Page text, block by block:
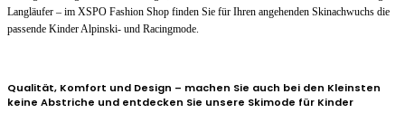
Langläufer – im XSPO Fashion Shop finden Sie für Ihren angehenden Skinachwuchs die
passende Kinder Alpinski- und Racingmode.
Qualität, Komfort und Design – machen Sie auch bei den Kleinsten
keine Abstriche und entdecken Sie unsere Skimode für Kinder